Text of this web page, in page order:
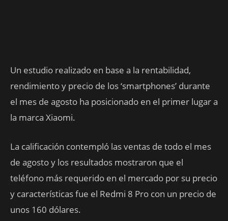
Un estudio realizado en base a la rentabilidad,
rendimiento y precio de los ‘smartphones’ durante
el mes de agosto ha posicionado en el primer lugar a
la marca Xiaomi.
La calificación contempló las ventas de todo el mes
de agosto y los resultados mostraron que el
teléfono más requerido en el mercado por su precio
y características fue el Redmi 8 Pro con un precio de
unos 160 dólares.